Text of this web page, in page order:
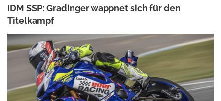
IDM SSP: Gradinger wappnet sich für den
Titelkampf
ANKE WIECZOREK